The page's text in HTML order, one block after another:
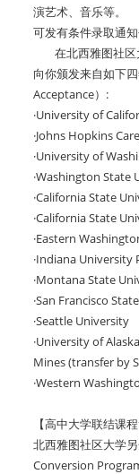
演艺术、音乐等。
可发有条件录取通知
在北西雅图社区
向你颁发来自如下
Acceptance）:
·University of
·Johns Hopkins
·University of
·Washington State
·California State
·California State
·Eastern
·Indiana
·Montana State
·San Francisco
·Seattle University
·University of
Mines (transfer by
·Western
【高中大学联结课程
北西雅图社区大学
Conversion